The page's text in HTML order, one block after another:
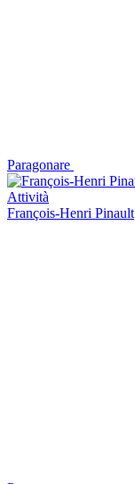
Paragonare
Attività
François-Henri Pinault